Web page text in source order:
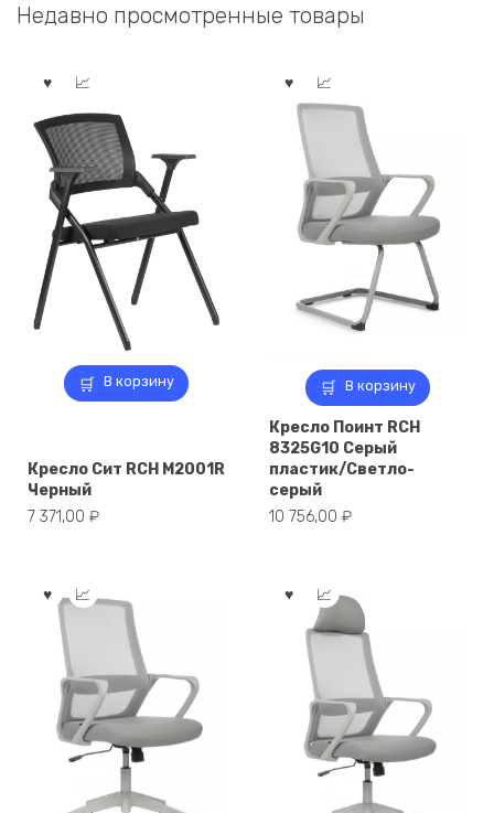
710,00 ₽.
220,00 ₽.
Недавно просмотренные товары
В корзину
Кресло Сит RCH M2001R
Черный
7 371,00 ₽
В корзину
Кресло Поинт RCH
8325G10 Серый
пластик/Светло-
серый
10 756,00 ₽